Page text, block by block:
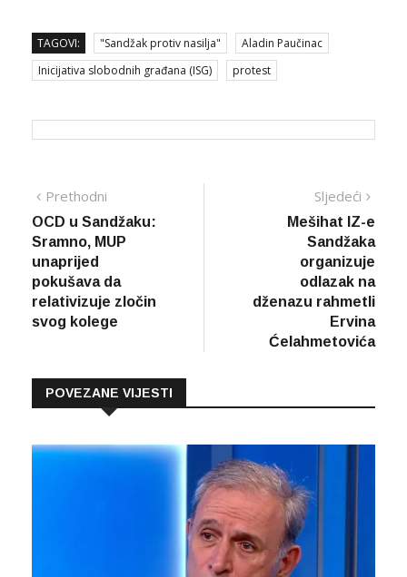
TAGOVI: "Sandžak protiv nasilja"
Aladin Paučinac
Inicijativa slobodnih građana (ISG)
protest
Navigacija
članaka
Prethodni
vijest
OCD u Sandžaku:
Sramno, MUP
unaprijed
pokušava da
relativizuje zločin
svog kolege
Sljedeći
Mešihat IZ-e
Sandžaka
organizuje
odlazak na
dženazu rahmetli
Ervina
Ćelahmetovića
POVEZANE VIJESTI